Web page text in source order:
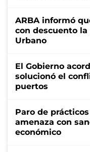
ARBA informó
con descuento
Urbano
El Gobierno
solucionó el
puertos
Paro de
amenaza con
económico